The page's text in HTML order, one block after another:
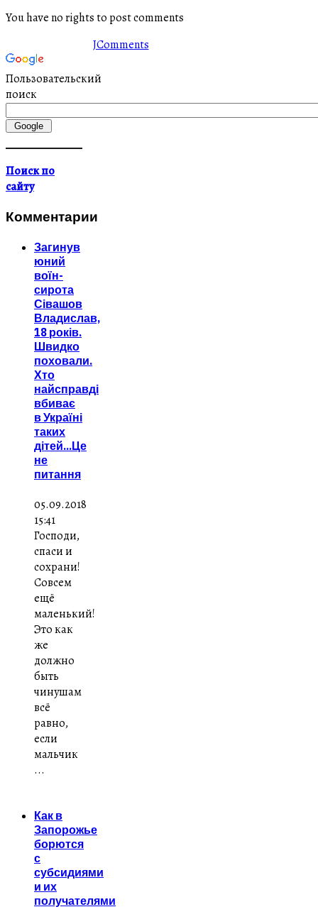
You have no rights to post comments
JComments
Пользовательский
поиск
Поиск по
сайту
Комментарии
Загинув
юний
воїн-
сирота
Сівашов
Владислав,
18 років.
Швидко
поховали.
Хто
найсправді
вбиває
в Україні
таких
дітей...Це
не
питання
05.09.2018
15:41
Господи,
спаси и
сохрани!
Совсем
ещё
маленький!
Это как
же
должно
быть
чинушам
всё
равно,
если
мальчик
...
Как в
Запорожье
борются
с
субсидиями
и их
получателями